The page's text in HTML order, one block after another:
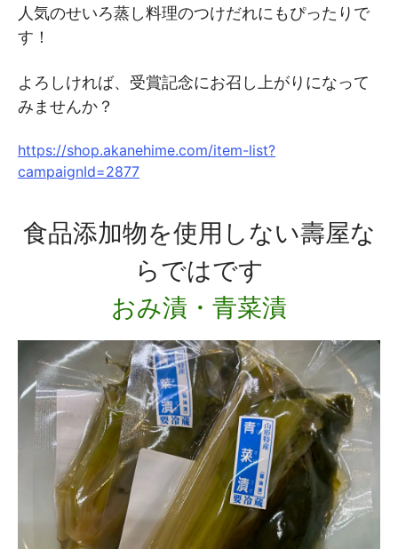
人気のせいろ蒸し料理のつけだれにもぴったりで
す！
よろしければ、受賞記念にお召し上がりになって
みませんか？
https://shop.akanehime.com/item-list?
campaignId=2877
食品添加物を使用しない壽屋な
らではです
おみ漬・青菜漬